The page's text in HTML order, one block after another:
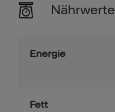
Nährwerte
Energie
Fett